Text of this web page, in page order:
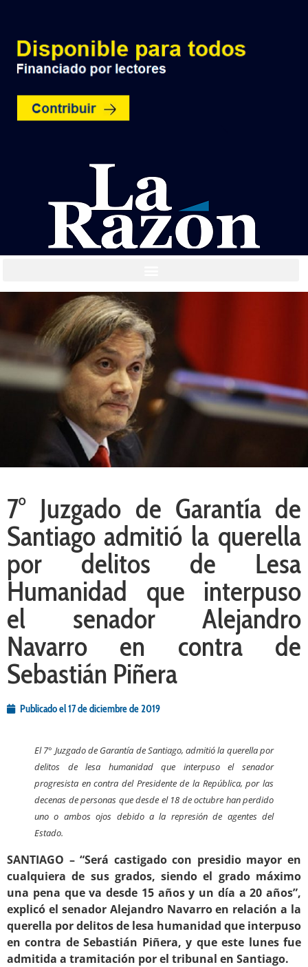
7° Juzgado de Garantía de
Santiago admitió la querella
por delitos de Lesa
Humanidad que interpuso
el senador Alejandro
Navarro en contra de
Sebastián Piñera
Publicado el17 de diciembre de 2019
El7° Juzgado de Garantía de Santiago, admitió la querella por
delitos de lesa humanidad que interpuso el senador
progresista en contra del Presidente de la República, por las
decenas de personas que desde el 18 de octubre han perdido
uno o ambos ojos debido a la represión de agentes del
Estado.
SANTIAGO –“Será castigado con presidio mayor en
cualquiera de sus grados,siendo el grado máximo
una pena que va desde 15 años y un día a 20 años”,
explicó el senador Alejandro Navarro en relación a la
querella por delitos de lesa humanidad que interpuso
en contra de Sebastián Piñera, y queeste lunesfue
admitida a tramitación por el tribunal en Santiago.